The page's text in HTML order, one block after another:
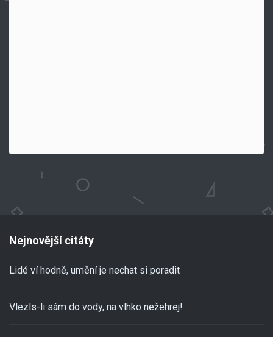
Nejnovější citáty
Lidé ví hodně, umění je nechat si poradit
Vlezls-li sám do vody, na vlhko nežehrej!